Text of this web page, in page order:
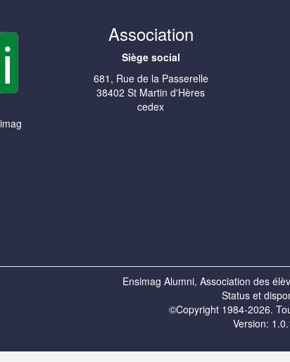
Association
Siège social
681, Rue de la Passerelle
38402 St Martin d'Hères
cedex
Ensimag Alumni, Association des
Status et
©Copyright 1984-2026.
Version: